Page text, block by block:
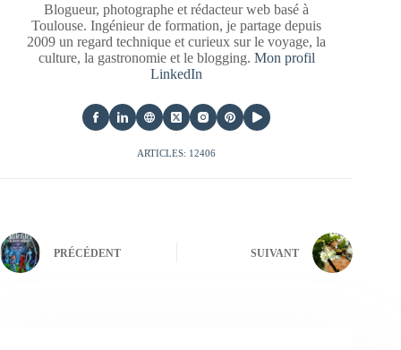
Blogueur, photographe et rédacteur web basé à
Toulouse. Ingénieur de formation, je partage depuis
2009 un regard technique et curieux sur le voyage, la
culture, la gastronomie et le blogging. Mon profil
LinkedIn
ARTICLES: 12406
PRÉCÉDENT SUIVANT